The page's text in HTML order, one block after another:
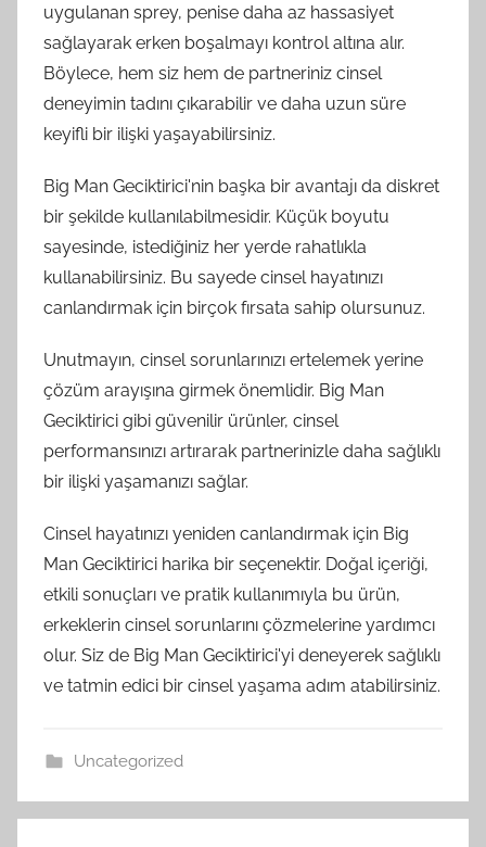
uygulanan sprey, penise daha az hassasiyet
sağlayarak erken boşalmayı kontrol altına alır.
Böylece, hem siz hem de partneriniz cinsel
deneyimin tadını çıkarabilir ve daha uzun süre
keyifli bir ilişki yaşayabilirsiniz.
Big Man Geciktirici'nin başka bir avantajı da diskret
bir şekilde kullanılabilmesidir. Küçük boyutu
sayesinde, istediğiniz her yerde rahatlıkla
kullanabilirsiniz. Bu sayede cinsel hayatınızı
canlandırmak için birçok fırsata sahip olursunuz.
Unutmayın, cinsel sorunlarınızı ertelemek yerine
çözüm arayışına girmek önemlidir. Big Man
Geciktirici gibi güvenilir ürünler, cinsel
performansınızı artırarak partnerinizle daha sağlıklı
bir ilişki yaşamanızı sağlar.
Cinsel hayatınızı yeniden canlandırmak için Big
Man Geciktirici harika bir seçenektir. Doğal içeriği,
etkili sonuçları ve pratik kullanımıyla bu ürün,
erkeklerin cinsel sorunlarını çözmelerine yardımcı
olur. Siz de Big Man Geciktirici'yi deneyerek sağlıklı
ve tatmin edici bir cinsel yaşama adım atabilirsiniz.
Uncategorized